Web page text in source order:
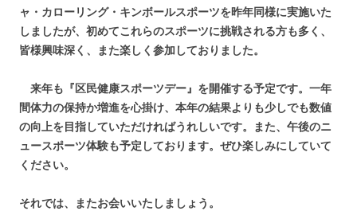
ャ・カローリング・キンボールスポーツを昨年同様に実施いた
しましたが、初めてこれらのスポーツに挑戦される方も多く、
皆様興味深く、また楽しく参加しておりました。
来年も『区民健康スポーツデー』を開催する予定です。一年
間体力の保持か増進を心掛け、本年の結果よりも少しでも数値
の向上を目指していただければうれしいです。また、午後のニ
ュースポーツ体験も予定しております。ぜひ楽しみにしていて
ください。
それでは、またお会いいたしましょう。